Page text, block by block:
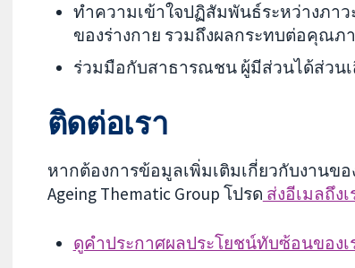
ทำความเข้าใจปฏิสัมพันธ์ระหว่างภา
ของร่างกาย รวมถึงผลกระทบต่อคุณภ
ร่วมมือกับสาธารณชน ผู้มีส่วนได้ส่วน
ติดต่อเรา
หากต้องการข้อมูลเพิ่มเติมเกี่ยวกับงานขอ
Ageing Thematic Group โปรด ส่งอีเมลถึงเ
ดูคำประกาศผลประโยชน์ทับซ้อนของเ